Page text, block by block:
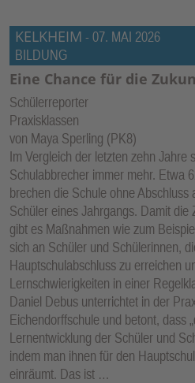
KELKHEIM - 07. MAI 2026
BILDUNG
Eine Chance für die
Schülerreporter
Praxisklassen
von Maya Sperling (PK8)
Im Vergleich der letzten zehn Jahre
Schulabbrecher immer mehr. Etwa
brechen die Schule ohne Abschluss
Schüler eines Jahrgangs. Damit die
gibt es Maßnahmen wie zum
sich an Schüler und Schülerinnen,
Hauptschulabschluss zu erreichen
Lernschwierigkeiten in einer
Daniel Debus unterrichtet in der
Eichendorffschule und betont, dass
Lernentwicklung der Schüler und
indem man ihnen für den
einräumt. Das ist …